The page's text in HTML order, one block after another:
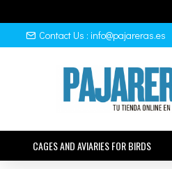
Contact Us : info@pajareras.es
CAGES AND AVIARIES FOR BIRDS